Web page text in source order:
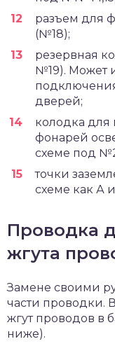
разъем для
(№18);
резервная
№19). Может
дверей;
колодка для
фонарей
схеме под
точки
схеме как А и
Проводка
жгута
Замене своими
части проводки.
жгут проводов в
ниже).